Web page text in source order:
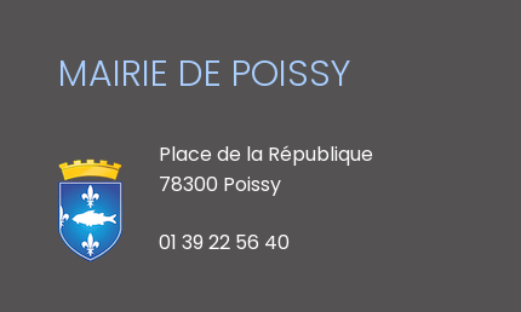
MAIRIE DE POISSY
Place de la République
78300 Poissy
01 39 22 56 40